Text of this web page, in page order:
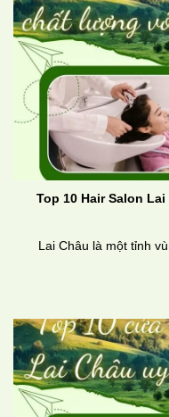
Top 10 Hair Salon
Lai Châu là một tỉnh